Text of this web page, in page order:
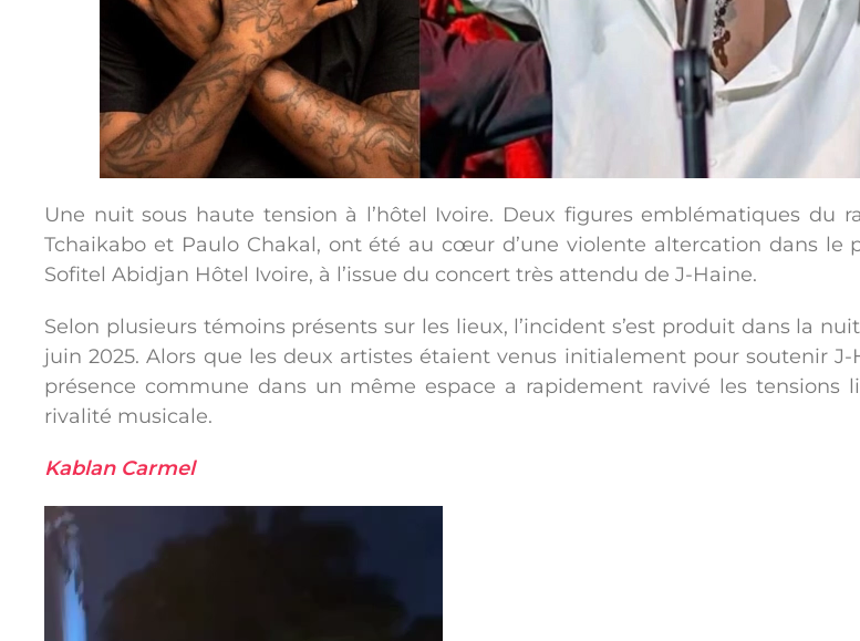
Une nuit sous haute tension à l’hôtel Ivoire. Deux figures emblématiques du
Tchaikabo et Paulo Chakal, ont été au cœur d’une violente altercation dans le
Sofitel Abidjan Hôtel Ivoire, à l’issue du concert très attendu de J-Haine.
Selon plusieurs témoins présents sur les lieux, l’incident s’est produit dans la
juin 2025. Alors que les deux artistes étaient venus initialement pour soutenir J-
présence commune dans un même espace a rapidement ravivé les tensions
rivalité musicale.
Kablan Carmel